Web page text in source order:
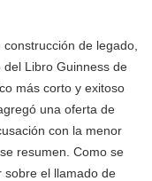
de legado,
Libro Guinness de
más corto y exitoso
una oferta de
con la menor
resumen. Como se
sobre el llamado de